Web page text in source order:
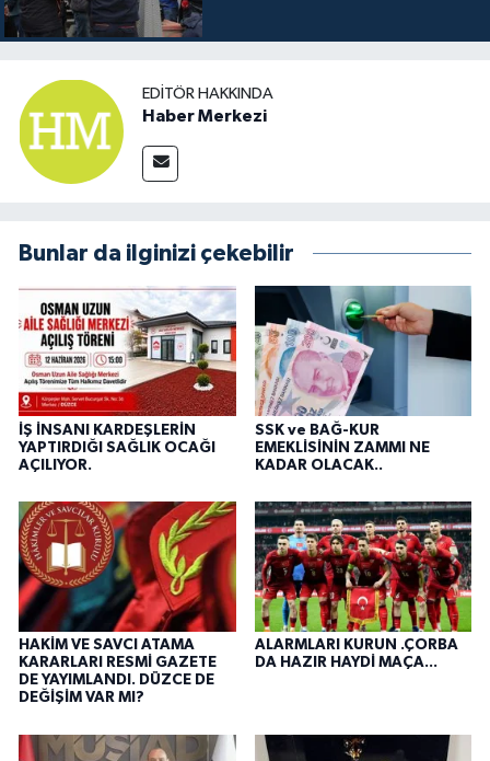
EDITÖR HAKKINDA
Haber Merkezi
Bunlar da ilginizi çekebilir
İŞ İNSANI KARDEŞLERİN
YAPTIRDIĞI SAĞLIK OCAĞI
AÇILIYOR.
SSK ve BAĞ-KUR
EMEKLİSİNİN ZAMMI NE
KADAR OLACAK..
HAKİM VE SAVCI ATAMA
KARARLARI RESMİ GAZETE
DE YAYIMLANDI. DÜZCE DE
DEĞİŞİM VAR MI?
ALARMLARI KURUN .ÇORBA
DA HAZIR HAYDİ MAÇA...